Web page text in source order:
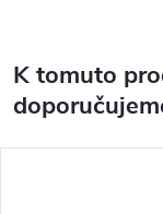
K tomuto